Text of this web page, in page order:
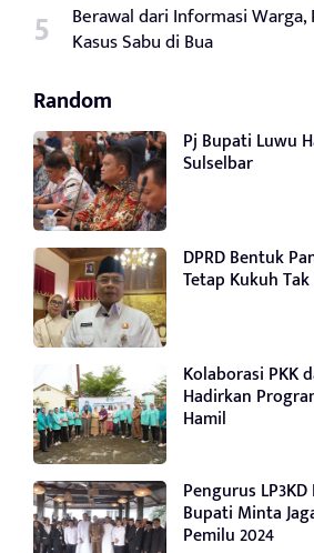
Berawal dari Informasi Warga,
Kasus Sabu di Bua
Random
Pj Bupati Luwu
Sulselbar
DPRD Bentuk
Tetap Kukuh
Kolaborasi PKK
Hadirkan
Hamil
Pengurus
Bupati Minta
Pemilu 2024